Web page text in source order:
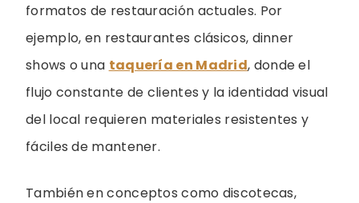
formatos de restauración actuales. Por
ejemplo, en restaurantes clásicos, dinner
shows o una taquería en Madrid, donde el
flujo constante de clientes y la identidad visual
del local requieren materiales resistentes y
fáciles de mantener.
También en conceptos como discotecas,